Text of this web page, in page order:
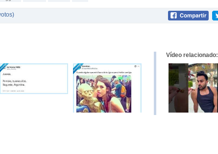
Vídeo relacionado: